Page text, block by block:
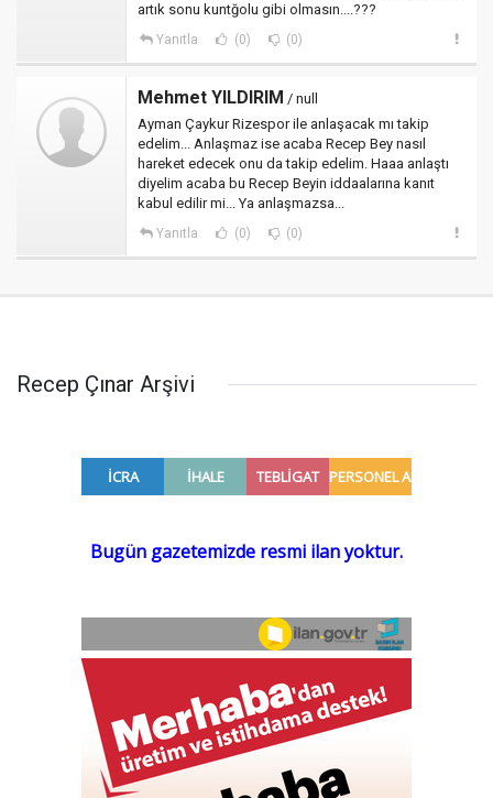
artık sonu kuntğolu gibi olmasın....???
Yanıtla (0) (0)
Mehmet YILDIRIM / null
Ayman Çaykur Rizespor ile anlaşacak mı takip
edelim... Anlaşmaz ise acaba Recep Bey nasıl
hareket edecek onu da takip edelim. Haaa anlaştı
diyelim acaba bu Recep Beyin iddaalarına kanıt
kabul edilir mi... Ya anlaşmazsa...
Yanıtla (0) (0)
Recep Çınar Arşivi